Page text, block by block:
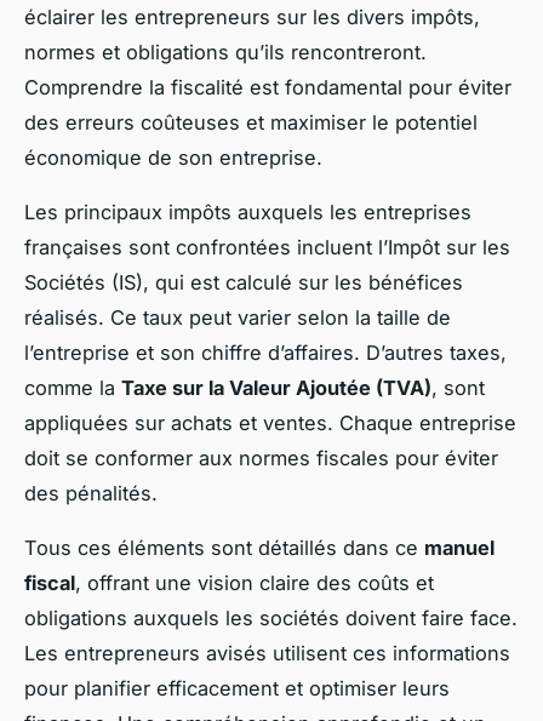
éclairer les entrepreneurs sur les divers impôts,
normes et obligations qu’ils rencontreront.
Comprendre la fiscalité est fondamental pour éviter
des erreurs coûteuses et maximiser le potentiel
économique de son entreprise.
Les principaux impôts auxquels les entreprises
françaises sont confrontées incluent l’Impôt sur les
Sociétés (IS), qui est calculé sur les bénéfices
réalisés. Ce taux peut varier selon la taille de
l’entreprise et son chiffre d’affaires. D’autres taxes,
comme la Taxe sur la Valeur Ajoutée (TVA), sont
appliquées sur achats et ventes. Chaque entreprise
doit se conformer aux normes fiscales pour éviter
des pénalités.
Tous ces éléments sont détaillés dans ce manuel
fiscal, offrant une vision claire des coûts et
obligations auxquels les sociétés doivent faire face.
Les entrepreneurs avisés utilisent ces informations
pour planifier efficacement et optimiser leurs